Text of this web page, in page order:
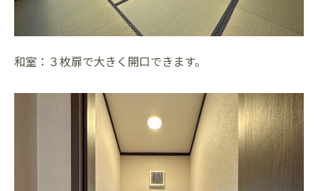
和室：３枚扉で大きく開口できます。